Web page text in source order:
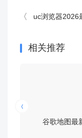
uc浏览器2026最新版
相关推荐
谷歌地图最